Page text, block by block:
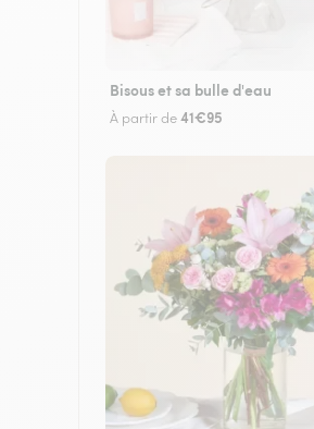
Bisous et sa bulle d'eau
À partir de41€95